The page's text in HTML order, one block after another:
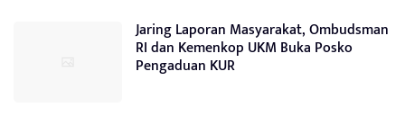
Jaring Laporan Masyarakat, Ombudsman
RI dan Kemenkop UKM Buka Posko
Pengaduan KUR